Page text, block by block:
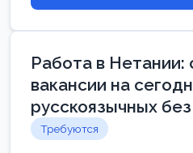
Работа в Нетании:
вакансии на
русскоязычных
Требуются